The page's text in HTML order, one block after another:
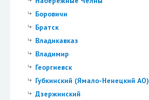
Боровичи
Братск
Владикавказ
Владимир
Георгиевск
Губкинский (Ямало-Ненецкий АО)
Дзержинский